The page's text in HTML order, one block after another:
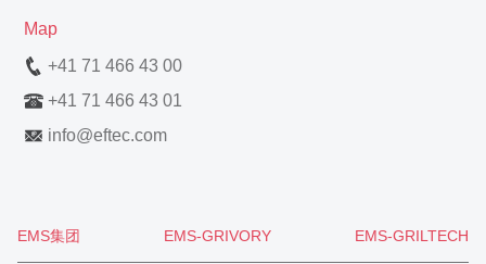
Map
+41 71 466 43 00
+41 71 466 43 01
info@eftec.com
EMS集团 EMS-GRIVORY EMS-GRILTECH